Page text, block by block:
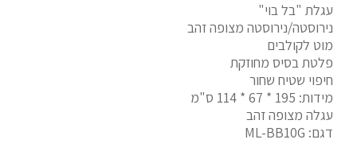
עגלת "בל בוי"
נירוסטה/נירוסטה מצופה זהב
מוט לקולבים
פלטת בסיס מחוזקת
חיפוי שטיח שחור
מידות: 195 * 67 * 114 ס"מ
עגלה מצופה זהב
דגם: ML-BB10G